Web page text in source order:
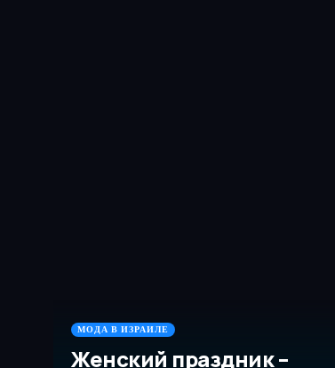
МОДА В ИЗРАИЛЕ
Женский праздник –